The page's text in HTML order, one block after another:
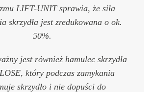
LIFT-UNIT sprawia, że siła
skrzydła jest zredukowana o ok.
50%.
jest również hamulec skrzydła
który podczas zamykania
skrzydło i nie dopuści do